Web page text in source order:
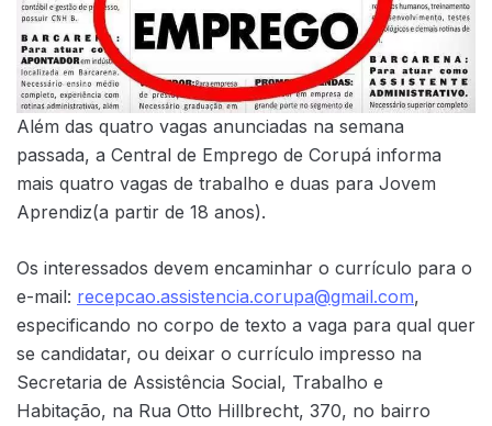
Além das quatro vagas anunciadas na semana
passada, a Central de Emprego de Corupá informa
mais quatro vagas de trabalho e duas para Jovem
Aprendiz(a partir de 18 anos).
Os interessados devem encaminhar o currículo para o
e-mail: recepcao.assistencia.corupa@gmail.com,
especificando no corpo de texto a vaga para qual quer
se candidatar, ou deixar o currículo impresso na
Secretaria de Assistência Social, Trabalho e
Habitação, na Rua Otto Hillbrecht, 370, no bairro